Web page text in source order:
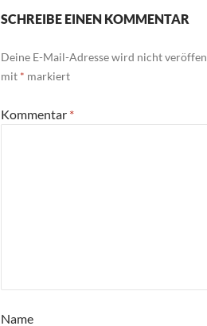
SCHREIBE EINEN KOMMENTAR
Deine E-Mail-Adresse wird nicht
mit * markiert
Kommentar *
Name